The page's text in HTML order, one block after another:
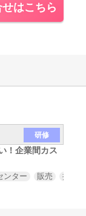
はこちら
研修
！企業間カス
ンター 販売 接客